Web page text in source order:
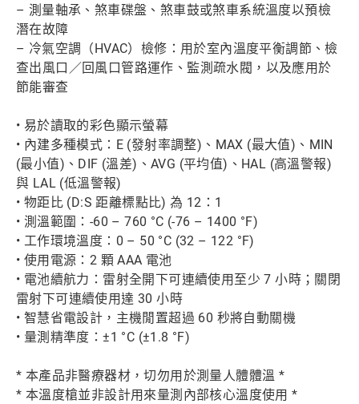
– 測量軸承、煞車碟盤、煞車鼓或煞車系統溫度以預檢
潛在故障
– 冷氣空調（HVAC）檢修：用於室內溫度平衡調節、檢
查出風口／回風口管路運作、監測疏水閥，以及應用於
節能審查
• 易於讀取的彩色顯示螢幕
• 內建多種模式：E (發射率調整)、MAX (最大值)、MIN
(最小值)、DIF (溫差)、AVG (平均值)、HAL (高溫警報)
與 LAL (低溫警報)
• 物距比 (D:S 距離標點比) 為 12：1
• 測溫範圍：-60 – 760 °C (-76 – 1400 °F)
• 工作環境溫度：0 – 50 °C (32 – 122 °F)
• 使用電源：2 顆 AAA 電池
• 電池續航力：雷射全開下可連續使用至少 7 小時；關閉
雷射下可連續使用達 30 小時
• 智慧省電設計，主機閒置超過 60 秒將自動關機
• 量測精準度：±1 °C (±1.8 °F)
* 本產品非醫療器材，切勿用於測量人體體溫 *
* 本溫度槍並非設計用來量測內部核心溫度使用 *